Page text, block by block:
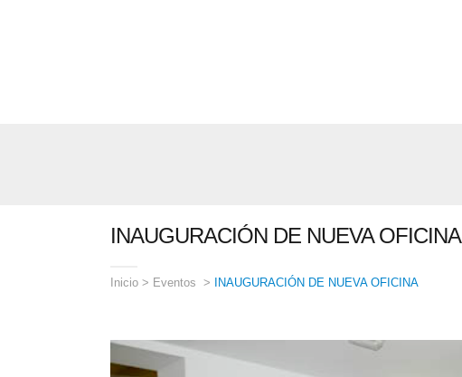
INAUGURACIÓN DE NUEVA OFICINA
Inicio > Eventos > INAUGURACIÓN DE NUEVA OFICINA